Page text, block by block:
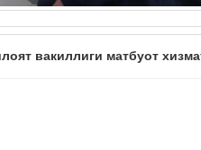
вакиллиги матбуот